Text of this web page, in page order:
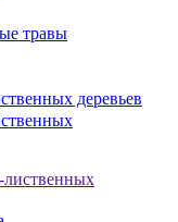
травы
деревьев